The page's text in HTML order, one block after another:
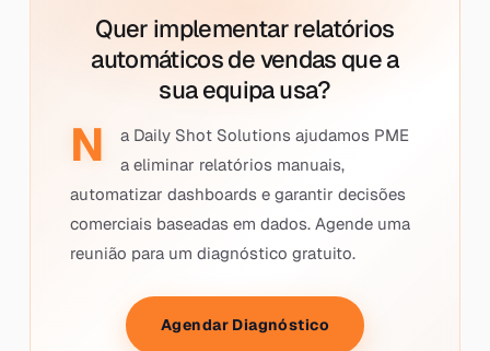
Quer implementar relatórios
automáticos de vendas que a
sua equipa usa?
N
a Daily Shot Solutions ajudamos PME
a eliminar relatórios manuais,
automatizar dashboards e garantir decisões
comerciais baseadas em dados. Agende uma
reunião para um diagnóstico gratuito.
Agendar Diagnóstico